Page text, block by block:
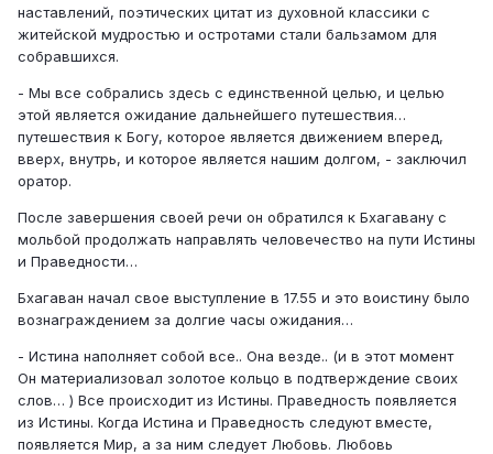
наставлений, поэтических цитат из духовной классики с
житейской мудростью и остротами стали бальзамом для
собравшихся.
- Мы все собрались здесь с единственной целью, и целью
этой является ожидание дальнейшего путешествия…
путешествия к Богу, которое является движением вперед,
вверх, внутрь, и которое является нашим долгом, - заключил
оратор.
После завершения своей речи он обратился к Бхагавану с
мольбой продолжать направлять человечество на пути Истины
и Праведности…
Бхагаван начал свое выступление в 17.55 и это воистину было
вознаграждением за долгие часы ожидания…
- Истина наполняет собой все.. Она везде.. (и в этот момент
Он материализовал золотое кольцо в подтверждение своих
слов… ) Все происходит из Истины. Праведность появляется
из Истины. Когда Истина и Праведность следуют вместе,
появляется Мир, а за ним следует Любовь. Любовь